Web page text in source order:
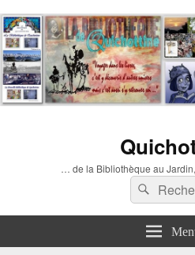
… de la Bibliothèque au
Recherche